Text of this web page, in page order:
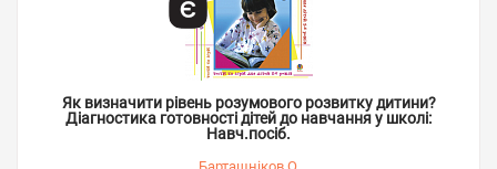
Як визначити рівень розумового розвитку дитини?
Діагностика готовності дітей до навчання у школі:
Навч.посіб.